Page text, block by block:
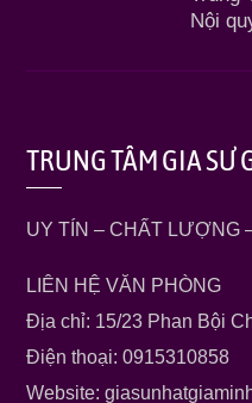
Nội
TRUNG TÂM GIA SƯ
UY TÍN – CHẤT LƯỢNG
LIÊN HỆ VĂN PHÒNG
Địa chỉ: 15/23 Phan Bội
Điện thoại: 0915310858
Website: